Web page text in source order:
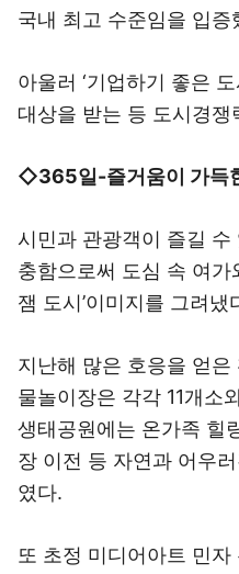
국내 최고 수준임을 입증
아울러 ‘기업하기 좋은
대상을 받는 등 도시경
◇365일-즐거움이 가득
시민과 관광객이 즐길
충함으로써 도심 속 여가
잼 도시’이미지를 그려냈
지난해 많은 호응을 얻
물놀이장은 각각 11개소
생태공원에는 온가족 힐
장 이전 등 자연과 어우
였다.
또 초정 미디어아트 민